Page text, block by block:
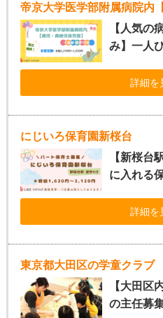
帝京大学医学部附属病院内
【人気の
み】一人
詳細を
にじいろ保育園新桜台
【新桜台
に入れる
詳細を
東京都大田区の学童クラブ
【大田区
の主任募